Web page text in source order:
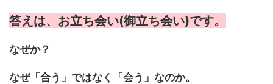
答え は、 お立ち会い(御立ち会い)です。
なぜか？
なぜ「合う」ではなく「会う」なのか。